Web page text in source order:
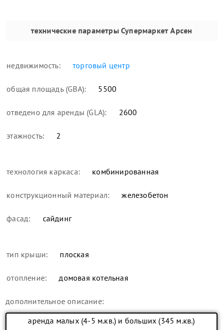
технические параметрыСупермаркет Арсен
недвижимость: торговый центр
общая площадь (GBA): 5500
отведено для аренды (GLA): 2600
этажность: 2
технология каркаса: комбинированная
конструкционный материал: железобетон
фасад: сайдинг
тип крыши: плоская
отопление: домовая котельная
дополнительное описание:
аренда малых (4-5 м.кв.) и больших (345 м.кв.)